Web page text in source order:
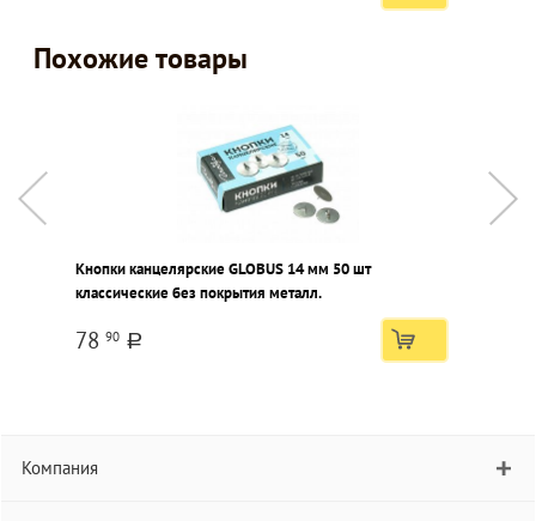
Похожие товары
Кнопки канцелярские GLOBUS 14 мм 50 шт
классические без покрытия металл.
78 90 a
Компания